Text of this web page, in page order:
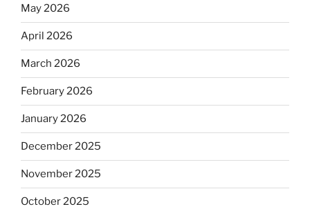
May 2026
April 2026
March 2026
February 2026
January 2026
December 2025
November 2025
October 2025